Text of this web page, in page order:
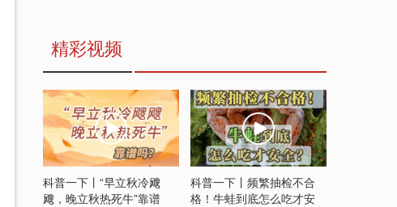
精彩视频
科普一下丨“早立秋冷飕
飕，晚立秋热死牛”靠谱
科普一下丨频繁抽检不合
格！牛蛙到底怎么吃才安